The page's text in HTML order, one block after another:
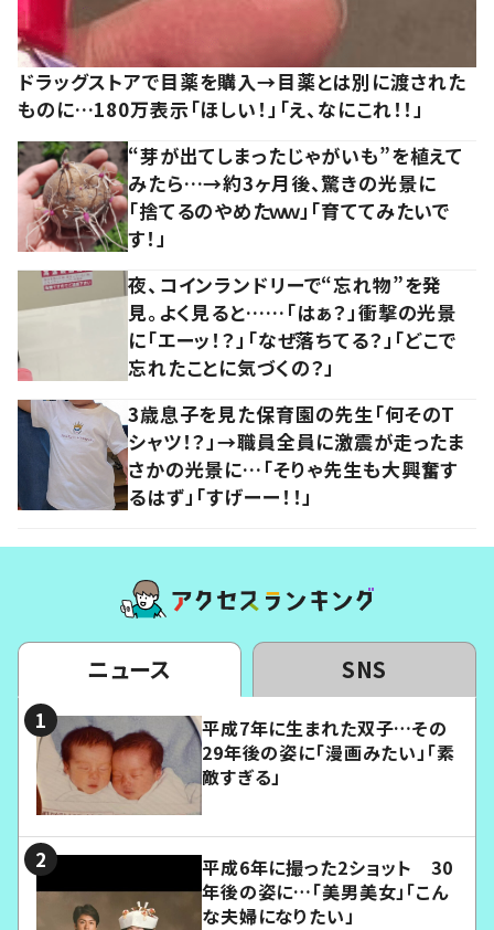
ドラッグストアで目薬を購入→目薬とは別に渡された
ものに…180万表示「ほしい！」「え、なにこれ！！」
“芽が出てしまったじゃがいも”を植えて
みたら…→約3ヶ月後、驚きの光景に
「捨てるのやめたｗｗ」「育ててみたいで
す！」
夜、コインランドリーで“忘れ物”を発
見。よく見ると……「はぁ？」衝撃の光景
に「エーッ！？」「なぜ落ちてる？」「どこで
忘れたことに気づくの？」
3歳息子を見た保育園の先生「何そのT
シャツ！？」→職員全員に激震が走ったま
さかの光景に…「そりゃ先生も大興奮す
るはず」「すげーー！！」
ニュース SNS
平成7年に生まれた双子…その
29年後の姿に「漫画みたい」「素
敵すぎる」
平成6年に撮った2ショット 30
年後の姿に…「美男美女」「こん
な夫婦になりたい」